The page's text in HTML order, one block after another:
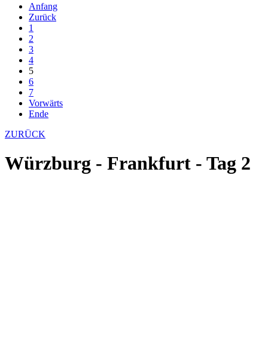
Anfang
Zurück
1
2
3
4
5
6
7
Vorwärts
Ende
ZURÜCK
Würzburg - Frankfurt - Tag 2